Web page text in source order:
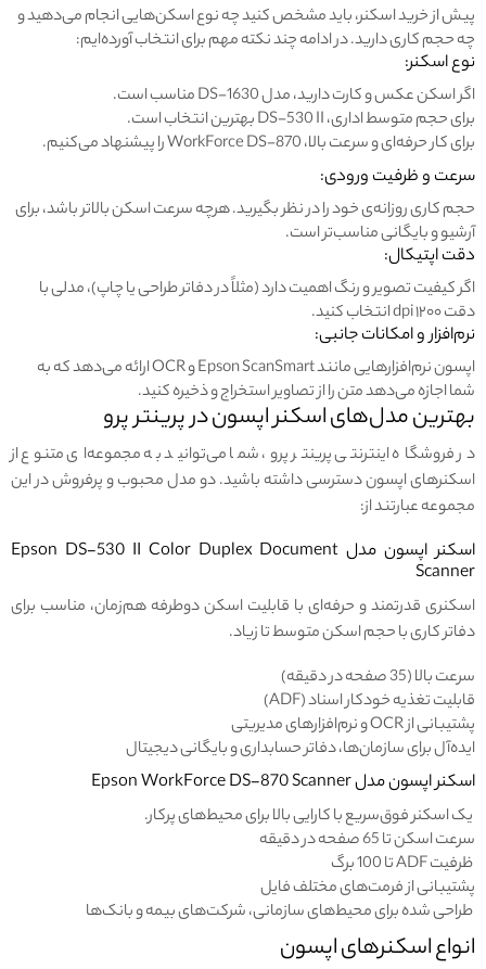
پیش از خرید اسکنر، باید مشخص کنید چه نوع اسکن‌هایی انجام می‌دهید و
چه حجم کاری دارید. در ادامه چند نکته مهم برای انتخاب آورده‌ایم:
نوع اسکنر:
اگر اسکن عکس و کارت دارید، مدل DS-1630 مناسب است.
برای حجم متوسط اداری، DS-530 II بهترین انتخاب است.
برای کار حرفه‌ای و سرعت بالا، WorkForce DS-870 را پیشنهاد می‌کنیم.
سرعت و ظرفیت ورودی:
حجم کاری روزانه‌ی خود را در نظر بگیرید. هرچه سرعت اسکن بالاتر باشد، برای
آرشیو و بایگانی مناسب‌تر است.
دقت اپتیکال:
اگر کیفیت تصویر و رنگ اهمیت دارد (مثلاً در دفاتر طراحی یا چاپ)، مدلی با
دقت ۱۲۰۰ dpi انتخاب کنید.
نرم‌افزار و امکانات جانبی:
اپسون نرم‌افزارهایی مانند Epson ScanSmart و OCR ارائه می‌دهد که به
شما اجازه می‌دهد متن را از تصاویر استخراج و ذخیره کنید.
بهترین مدل‌های اسکنر اپسون در پرینتر پرو
در فروشگاه اینترنتی پرینتر پرو، شما می‌توانید به مجموعه‌ای متنوع از
اسکنرهای اپسون دسترسی داشته باشید. دو مدل محبوب و پرفروش در این
مجموعه عبارتند از:
اسکنر اپسون مدل Epson DS-530 II Color Duplex Document
Scanner
اسکنری قدرتمند و حرفه‌ای با قابلیت اسکن دوطرفه هم‌زمان، مناسب برای
دفاتر کاری با حجم اسکن متوسط تا زیاد.
سرعت بالا (35 صفحه در دقیقه)
قابلیت تغذیه خودکار اسناد (ADF)
پشتیبانی از OCR و نرم‌افزارهای مدیریتی
ایده‌آل برای سازمان‌ها، دفاتر حسابداری و بایگانی دیجیتال
اسکنر اپسون مدل Epson WorkForce DS-870 Scanner
یک اسکنر فوق‌سریع با کارایی بالا برای محیط‌های پرکار.
سرعت اسکن تا 65 صفحه در دقیقه
ظرفیت ADF تا 100 برگ
پشتیبانی از فرمت‌های مختلف فایل
طراحی شده برای محیط‌های سازمانی، شرکت‌های بیمه و بانک‌ها
انواع اسکنرهای اپسون